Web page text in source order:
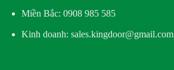
Miền Bắc: 0908 985 585
Kinh doanh: sales.kingdoor@gmail.com